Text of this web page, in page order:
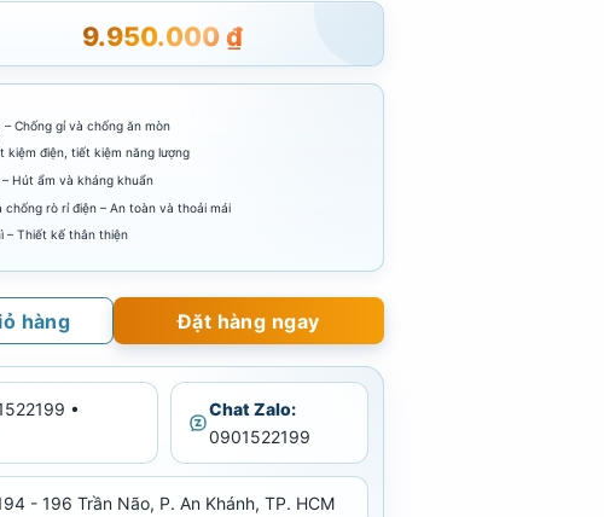
9.950.000₫
Chống gỉ và chống ăn mòn
kiệm điện, tiết kiệm năng lượng
Hút ẩm và kháng khuẩn
chống rò rỉ điện – An toàn và thoải mái
– Thiết kế thân thiện
hàng Đặt hàng ngay
•
Chat Zalo:
0901522199
- 196 Trần Não, P. An Khánh, TP. HCM